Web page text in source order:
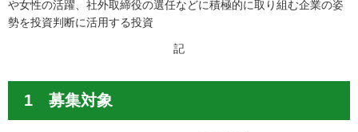
や女性の活躍、社外取締役の選任などに積極的に取り組む企業の姿
勢を投資判断に活用する投資
記
1 募集対象